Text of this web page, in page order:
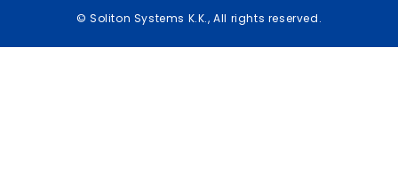
© Soliton Systems K.K., All rights reserved.